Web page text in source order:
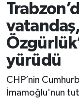
yürüdü
CHP’nin
İmamoğlu'nun
Süper Lig
Tüm
Son Dakika
Haber Arşivi